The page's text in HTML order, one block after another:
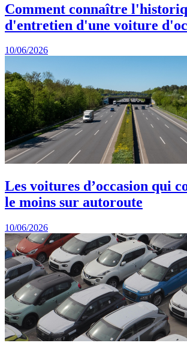
Comment connaître
d'entretien d'une voiture
10/06/2026
Les voitures d’occasion qui
le moins sur autoroute
10/06/2026